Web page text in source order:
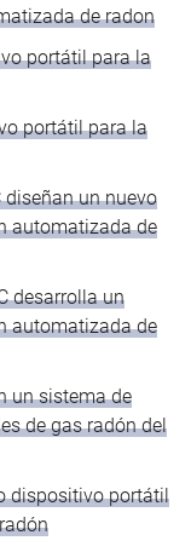
de radon
portátil para la
portátil para la
diseñan un nuevo
automatizada de
desarrolla un
automatizada de
un sistema de
de gas radón del
dispositivo portátil